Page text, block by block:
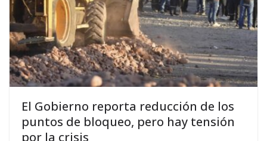
El Gobierno reporta reducción de los
puntos de bloqueo, pero hay tensión
por la crisis